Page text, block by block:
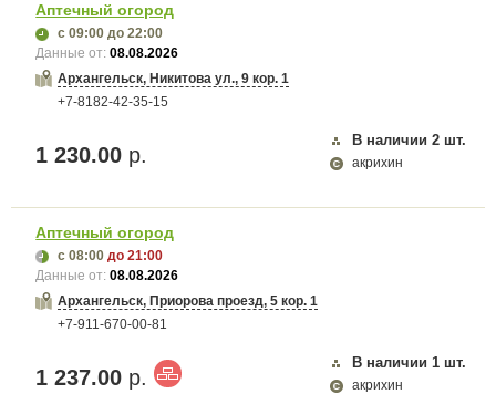
Аптечный огород
с 09:00 до 22:00
Данные от:08.08.2026
Архангельск, Никитова ул., 9 кор. 1
+7-8182-42-35-15
1 230.00 р.
В наличии 2 шт.
акрихин
Аптечный огород
с 08:00 до 21:00
Данные от:08.08.2026
Архангельск, Приорова проезд, 5 кор. 1
+7-911-670-00-81
1 237.00 р.
В наличии 1 шт.
акрихин